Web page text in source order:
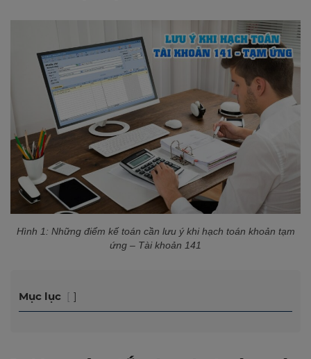
Hình 1: Những điểm kế toán cần lưu ý khi hạch toán khoản tạm
ứng – Tài khoản 141
Mục lục